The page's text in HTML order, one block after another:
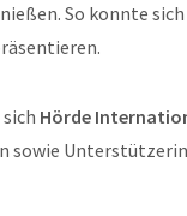
So konnte
Hörde
sowie